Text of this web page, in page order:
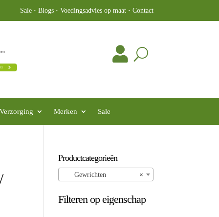
Sale· Blogs· Voedingsadvies op maat· Contact
Verzorging Merken Sale
Productcategorieën
×
Gewrichten
Filteren op eigenschap